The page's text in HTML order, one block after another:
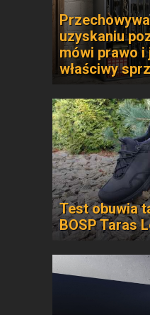
uzyskaniu
mówi prawo i
właściwy
Test obuwia
BOSP Taras